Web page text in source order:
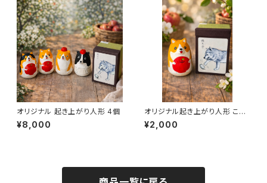
オリジナル 起き上がり人形 4個
¥8,000
オリジナル起き上がり人形 こぎ
りんご
¥2,000